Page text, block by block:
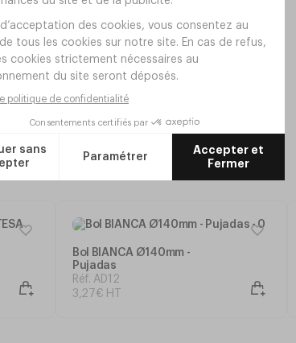
Bol BIANCA Ø140mm -
Pujadas
Réf. AD12
3,27 € HT